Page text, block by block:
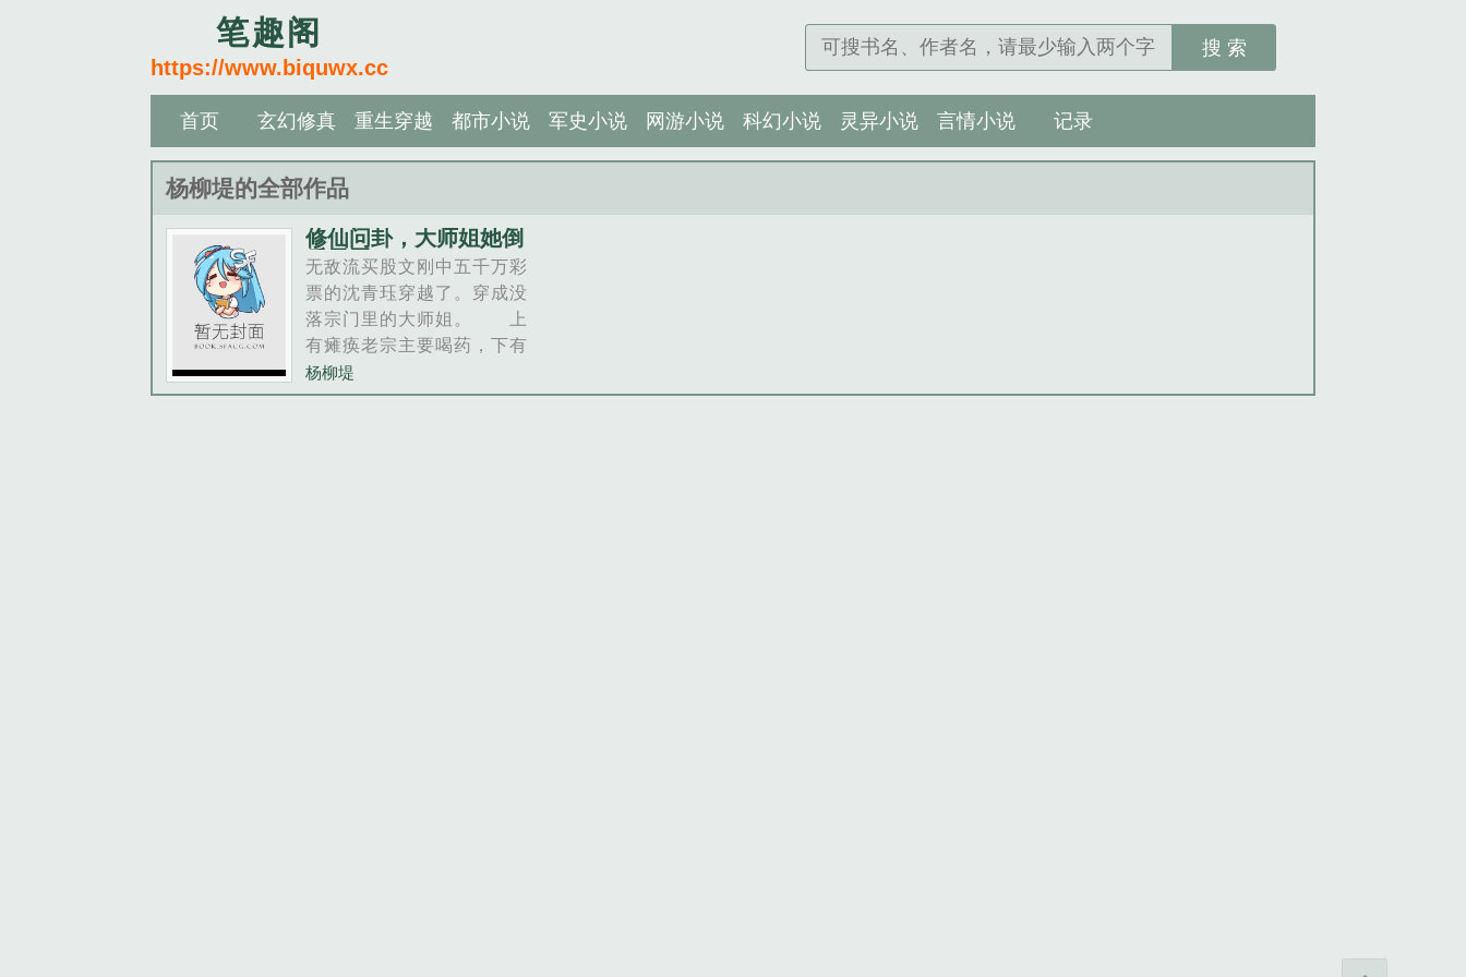
笔趣阁
https://www.biquwx.cc
搜 索
首页 玄幻修真 重生穿越 都市小说 军史小说 网游小说 科幻小说 灵异小说 言情小说 记录
杨柳堤的全部作品
修仙问卦，大师姐她倒
反天罡
无敌流买股文刚中五千万彩
票的沈青珏穿越了。穿成没
落宗门里的大师姐。 上
有瘫痪老宗主要喝药，下有
师弟要养活，沈青珏唯有拿
只碗出门。二师弟大师姐，
杨柳堤